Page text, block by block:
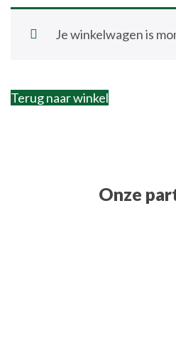
Je winkelwagen is
Terug naar winkel
Onze